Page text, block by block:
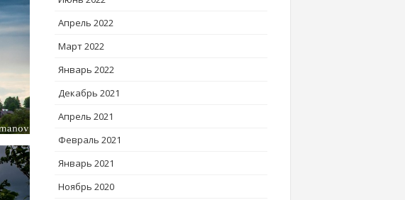
Апрель 2022
Март 2022
Январь 2022
Декабрь 2021
Апрель 2021
Февраль 2021
Январь 2021
Ноябрь 2020